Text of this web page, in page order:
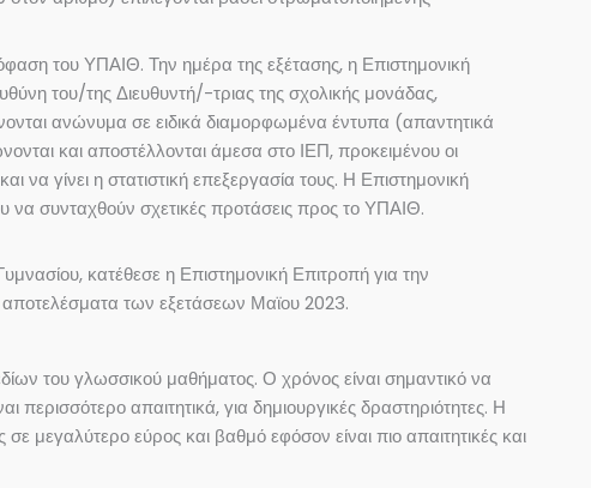
του ΥΠΑΙΘ. Την ημέρα της εξέτασης, η Επιστημονική
του/της Διευθυντή/-τριας της σχολικής μονάδας,
ανώνυμα σε ειδικά διαμορφωμένα έντυπα (απαντητικά
και αποστέλλονται άμεσα στο ΙΕΠ, προκειμένου οι
γίνει η στατιστική επεξεργασία τους. Η Επιστημονική
συνταχθούν σχετικές προτάσεις προς το ΥΠΑΙΘ.
κατέθεσε η Επιστημονική Επιτροπή για την
αποτελέσματα των εξετάσεων Μαϊου 2023.
του γλωσσικού μαθήματος. Ο χρόνος είναι σημαντικό να
περισσότερο απαιτητικά, για δημιουργικές δραστηριότητες. Η
μεγαλύτερο εύρος και βαθμό εφόσον είναι πιο απαιτητικές και